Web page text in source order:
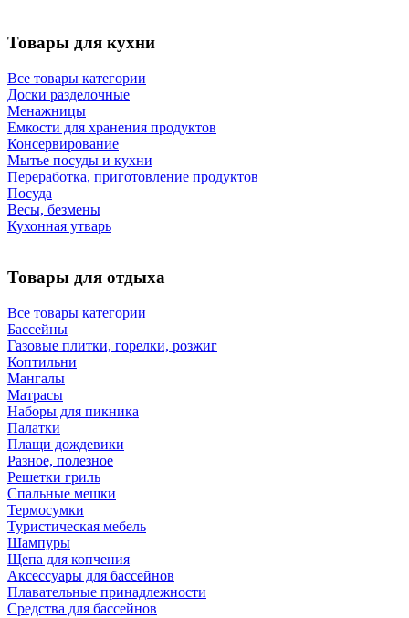
Товары для кухни
Все товары категории
Доски разделочные
Менажницы
Емкости для хранения продуктов
Консервирование
Мытье посуды и кухни
Переработка, приготовление продуктов
Посуда
Весы, безмены
Кухонная утварь
Товары для отдыха
Все товары категории
Бассейны
Газовые плитки, горелки, розжиг
Коптильни
Мангалы
Матрасы
Наборы для пикника
Палатки
Плащи дождевики
Разное, полезное
Решетки гриль
Спальные мешки
Термосумки
Туристическая мебель
Шампуры
Щепа для копчения
Аксессуары для бассейнов
Плавательные принадлежности
Средства для бассейнов